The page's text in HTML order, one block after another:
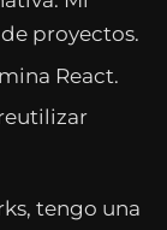
proyectos.
React.
tengo una